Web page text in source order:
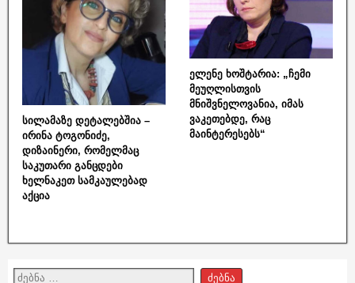
სილამაზე დეტალებშია –
ირინა ტოგონიძე,
დიზაინერი, რომელმაც
საკუთარი განცდები
ხელნაკეთ სამკაულებად
აქცია
ელენე ხოშტარია: „ჩემი
მეუღლისთვის
მნიშვნელოვანია, იმას
ვაკეთებდე, რაც
მაინტერესებს“